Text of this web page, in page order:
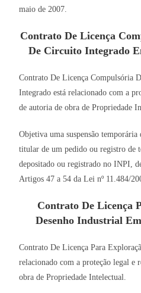
maio de 2007.
Contrato De Licença
De Circuito Integrado
Contrato De Licença Compulsória
Integrado está relacionado com a
de autoria de obra de Propriedade
Objetiva uma suspensão
titular de um pedido ou registro de
depositado ou registrado no INPI,
Artigos 47 a 54 da Lei nº 11.484/
Contrato De Licença
Desenho Industrial
Contrato De Licença Para
relacionado com a proteção legal e
obra de Propriedade Intelectual.